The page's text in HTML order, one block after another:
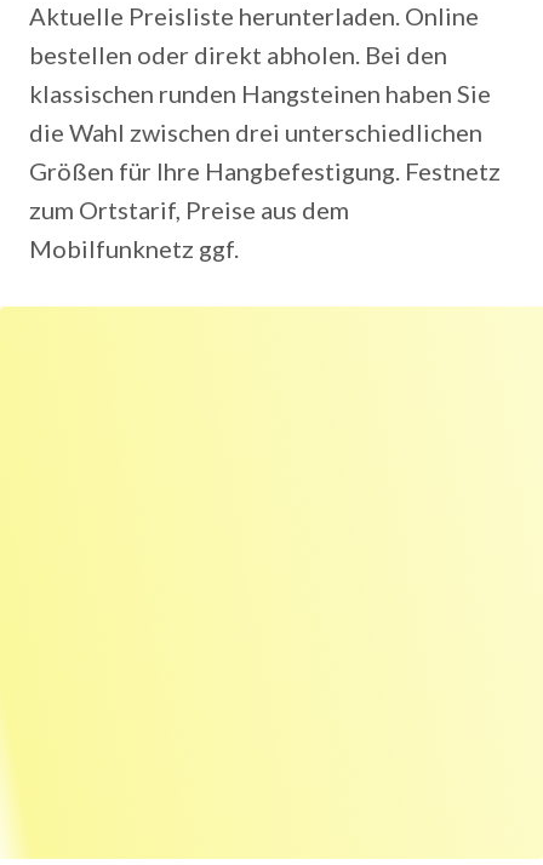
Aktuelle Preisliste herunterladen. Online
bestellen oder direkt abholen. Bei den
klassischen runden Hangsteinen haben Sie
die Wahl zwischen drei unterschiedlichen
Größen für Ihre Hangbefestigung. Festnetz
zum Ortstarif, Preise aus dem
Mobilfunknetz ggf.